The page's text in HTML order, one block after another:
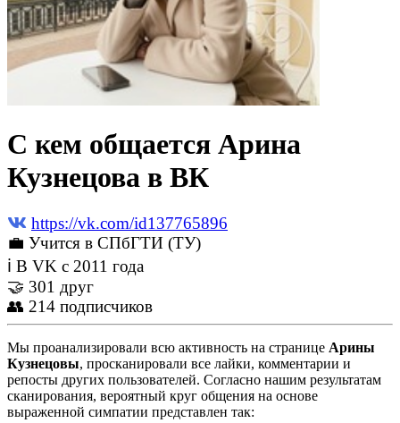
С кем общается Арина
Кузнецова в ВК
https://vk.com/id137765896
💼 Учится в СПбГТИ (ТУ)
ℹ В VK с 2011 года
🤝 301 друг
👥 214 подписчиков
Мы проанализировали всю активность на странице Арины
Кузнецовы, просканировали все лайки, комментарии и
репосты других пользователей. Согласно нашим результатам
сканирования, вероятный круг общения на основе
выраженной симпатии представлен так: